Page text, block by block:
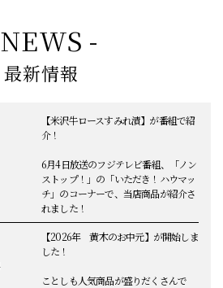
- NEWS -
【米沢牛ロースすみれ漬】が番組で紹
6月4日放送のフジテレビ番組、「ノン
ストップ！」の「いただき！ハウマッ
チ」のコーナーで、当店商品が紹介さ
れました！
【2026年 黄木のお中元】が開始しま